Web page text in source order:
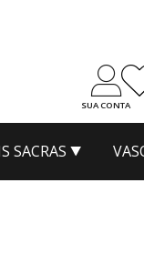
SUA CONTA
SACRAS